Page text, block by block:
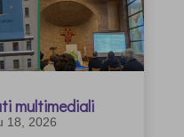
multimediali
18, 2026